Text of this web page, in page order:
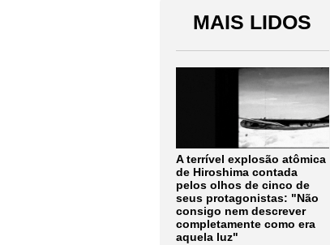
MAIS LIDOS
A terrível explosão atômica
de Hiroshima contada
pelos olhos de cinco de
seus protagonistas: "Não
consigo nem descrever
completamente como era
aquela luz"